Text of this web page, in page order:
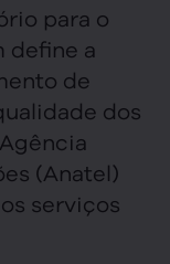
para o
define a
de
dos
(Anatel)
serviços